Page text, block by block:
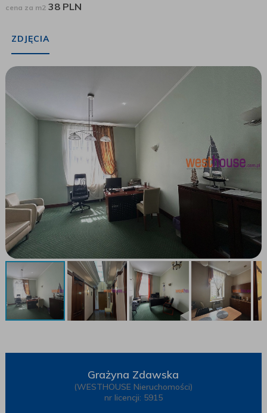
cena za m238 PLN
ZDJĘCIA
Grażyna Zdawska
(WESTHOUSE Nieruchomości)
nr licencji: 5915